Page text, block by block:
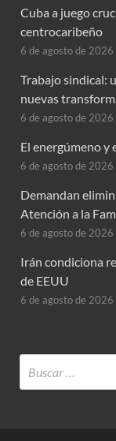
Cuba a juego
centrocaribeño
6 de agosto de 2026
Trabajo sindical:
nuevas
6 de agosto de 2026
El energúmeno y
6 de agosto de 2026
Demandan
Atención a la
6 de agosto de 2026
Irán condiciona
de EEUU
6 de agosto de 2026